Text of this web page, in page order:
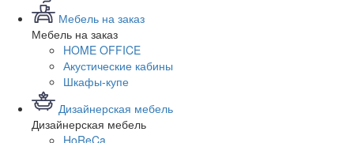
Мебель на заказ
Мебель на заказ
HOME OFFICE
Акустические кабины
Шкафы-купе
Дизайнерская мебель
Дизайнерская мебель
HoReCa